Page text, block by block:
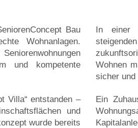
Bau
Wohnanlagen.
und kompetente
Villa“ entstanden –
und
wurde bereits
In einer
Wohnen
sicher und
Ein